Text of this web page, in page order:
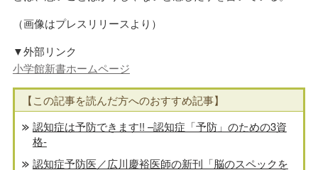
（画像はプレスリリースより）
▼外部リンク
小学館新書ホームページ
【この記事を読んだ方へのおすすめ記事】
認知症は予防できます!! –認知症「予防」のための3資
格-
認知症予防医／広川慶裕医師の新刊「脳のスペックを